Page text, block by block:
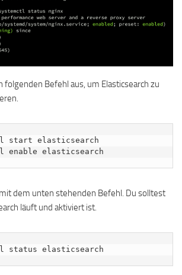
Befehl aus, um Elasticsearch zu
start elasticsearch
enable elasticsearch
dem unten stehenden Befehl. Du solltest
läuft und aktiviert ist.
status elasticsearch